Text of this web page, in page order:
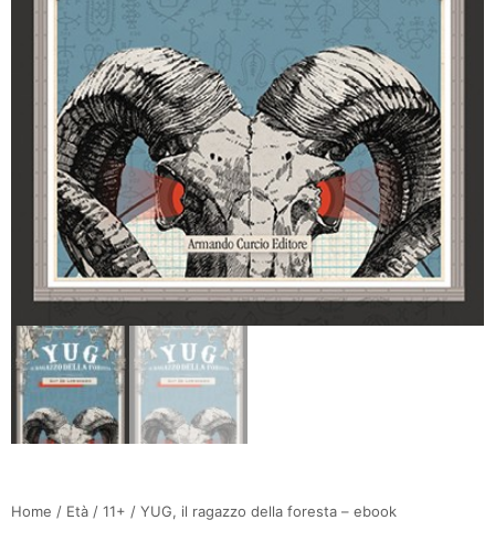
Home / Età / 11+ / YUG, il ragazzo della foresta – ebook